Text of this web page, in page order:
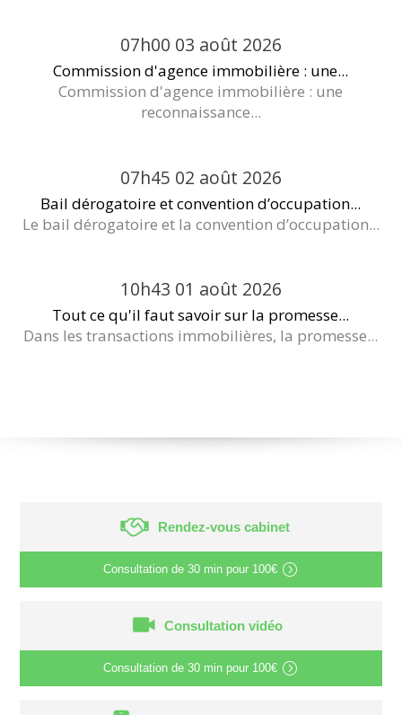
07h00 03 août 2026
Commission d'agence immobilière : une...
Commission d'agence immobilière : une
reconnaissance...
07h45 02 août 2026
Bail dérogatoire et convention d’occupation...
Le bail dérogatoire et la convention d’occupation...
10h43 01 août 2026
Tout ce qu'il faut savoir sur la promesse...
Dans les transactions immobilières, la promesse...
Rendez-vous cabinet
Consultation de 30 min pour 100€
Consultation vidéo
Consultation de 30 min pour 100€